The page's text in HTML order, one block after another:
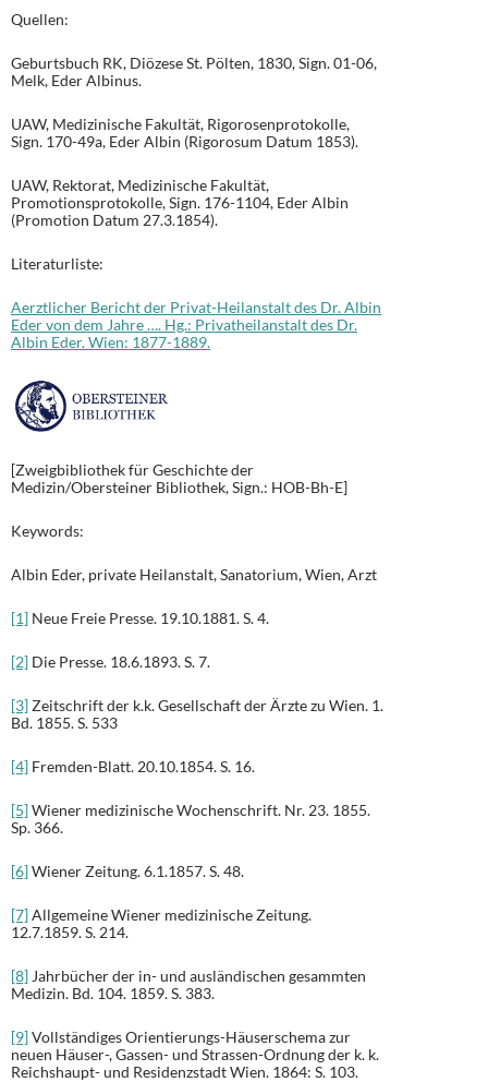
Quellen:
Geburtsbuch RK, Diözese St. Pölten, 1830, Sign. 01-06,
Melk, Eder Albinus.
UAW, Medizinische Fakultät, Rigorosenprotokolle,
Sign. 170-49a, Eder Albin (Rigorosum Datum 1853).
UAW, Rektorat, Medizinische Fakultät,
Promotionsprotokolle, Sign. 176-1104, Eder Albin
(Promotion Datum 27.3.1854).
Literaturliste:
Aerztlicher Bericht der Privat-Heilanstalt des Dr. Albin
Eder von dem Jahre …. Hg.: Privatheilanstalt des Dr.
Albin Eder. Wien: 1877-1889.
[Zweigbibliothek für Geschichte der
Medizin/Obersteiner Bibliothek, Sign.: HOB-Bh-E]
Keywords:
Albin Eder, private Heilanstalt, Sanatorium, Wien, Arzt
[1] Neue Freie Presse. 19.10.1881. S. 4.
[2] Die Presse. 18.6.1893. S. 7.
[3]Zeitschrift der k.k. Gesellschaft der Ärzte zu Wien. 1.
Bd. 1855. S. 533
[4] Fremden-Blatt. 20.10.1854. S. 16.
[5]Wiener medizinische Wochenschrift. Nr. 23. 1855.
Sp. 366.
[6]Wiener Zeitung. 6.1.1857. S. 48.
[7]Allgemeine Wiener medizinische Zeitung.
12.7.1859. S. 214.
[8] Jahrbücher der in- und ausländischen gesammten
Medizin. Bd. 104. 1859. S. 383.
[9]Vollständiges Orientierungs-Häuserschema zur
neuen Häuser-, Gassen- und Strassen-Ordnung der k. k.
Reichshaupt- und Residenzstadt Wien. 1864: S. 103.